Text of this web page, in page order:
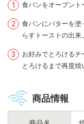
食パンをオーブント
食パンにバターを塗
らすトーストの出来
お好みでとろける
とろけるまで再度焼
商品情報